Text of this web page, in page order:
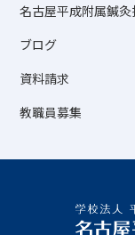
名古屋平成附属鍼
ブログ
資料請求
教職員募集